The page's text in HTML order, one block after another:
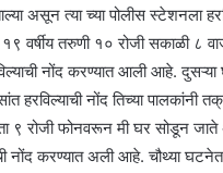
असून त्या च्या पोलीस स्टेशनला
वर्षीय तरुणी १० रोजी सकाळी ८
नोंद करण्यात आली आहे.
हरविल्याची नोंद तिच्या
९ रोजी फोनवरून मी घर सोडून
करण्यात अली आहे. चौथ्या घटनेत